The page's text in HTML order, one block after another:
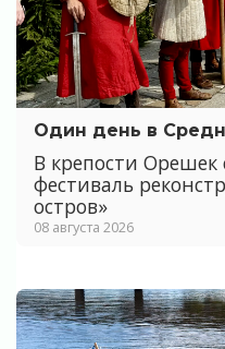
Один день в
В крепости
фестиваль
остров»
08 августа 2026